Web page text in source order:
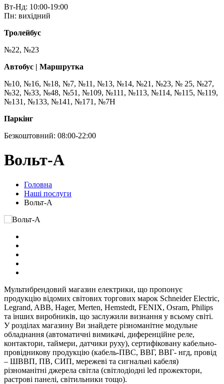
Вт-Нд: 10:00-19:00
Пн: вихідний
Тролейбус
№22, №23
Автобус | Маршрутка
№10, №16, №18, №7, №11, №13, №14, №21, №23, № 25, №27,
№32, №33, №48, №51, №109, №111, №113, №114, №115, №119,
№131, №133, №141, №171, №7Н
Паркінг
Безкоштовний: 08:00-22:00
Вольт-А
Головна
Наші послуги
Вольт-А
Мультибрендовий магазин електрики, що пропонує
продукцію відомих світових торгових марок Schneider Electric,
Legrand, ABB, Hager, Merten, Hemstedt, FENIX, Osram, Philips
та інших виробників, що заслужили визнання у всьому світі.
У розділах магазину Ви знайдете різноманітне модульне
обладнання (автоматичні вимикачі, диференційне реле,
контактори, таймери, датчики руху), сертифіковану кабельно-
провідникову продукцію (кабель-ПВС, ВВГ, ВВГ- нгд, провід
– ШВВП, ПВ, СИП, мережеві та сигнальні кабеля)
різноманітні джерела світла (світлодіодні led прожектори,
растрові панелі, світильники тощо).